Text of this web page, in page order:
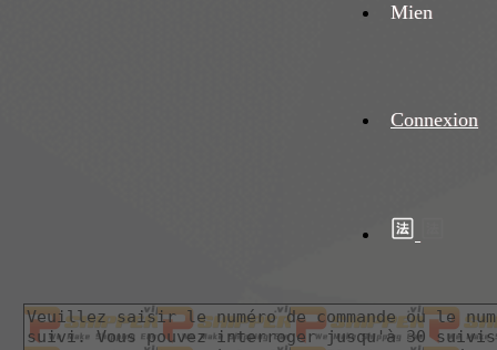
Mien
Connexion